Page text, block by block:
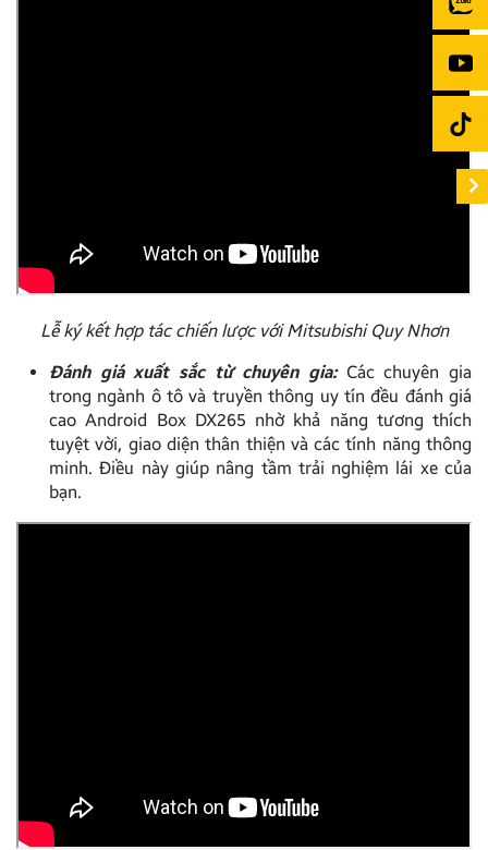
Lễ ký kết hợp tác chiến lược với Mitsubishi Quy Nhơn
Đánh giá xuất sắc từ chuyên gia: Các chuyên gia
trong ngành ô tô và truyền thông uy tín đều đánh giá
cao Android Box DX265 nhờ khả năng tương thích
tuyệt vời, giao diện thân thiện và các tính năng thông
minh. Điều này giúp nâng tầm trải nghiệm lái xe của
bạn.